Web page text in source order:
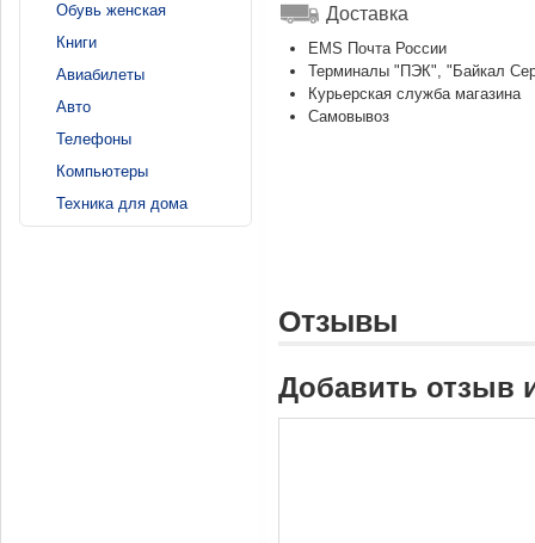
Доставка
EMS Почта России
Терминалы "ПЭК", "Байкал
Курьерская служба магазина
Самовывоз
Отзывы
Добавить отзыв
Обувь женская
Книги
Авиабилеты
Авто
Телефоны
Компьютеры
Техника для дома